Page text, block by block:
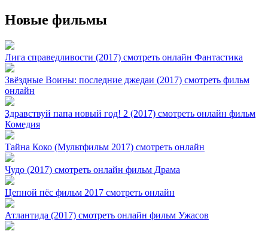
Новые фильмы
Лига справедливости (2017) смотреть онлайн Фантастика
Звёздные Воины: последние джедаи (2017) смотреть фильм
онлайн
Здравствуй папа новый год! 2 (2017) смотреть онлайн фильм
Комедия
Тайна Коко (Мультфильм 2017) смотреть онлайн
Чудо (2017) смотреть онлайн фильм Драма
Цепной пёс фильм 2017 смотреть онлайн
Атлантида (2017) смотреть онлайн фильм Ужасов